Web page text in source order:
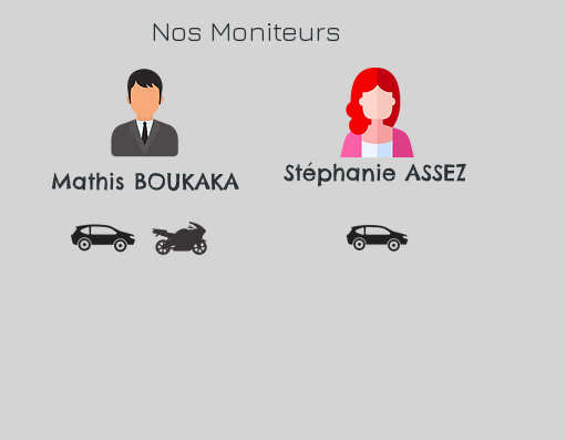
Nos Moniteurs
Mathis BOUKAKA Stéphanie ASSEZ